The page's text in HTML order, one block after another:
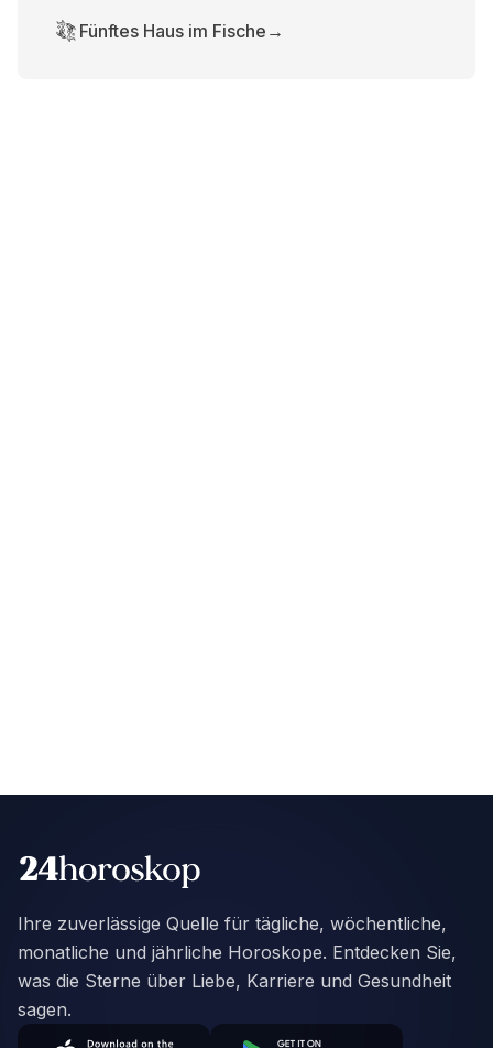
Fünftes Haus im Fische →
Ihre zuverlässige Quelle für tägliche, wöchentliche,
monatliche und jährliche Horoskope. Entdecken Sie,
was die Sterne über Liebe, Karriere und Gesundheit
sagen.